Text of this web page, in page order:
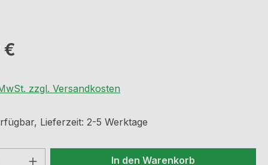
€
zzgl. Versandkosten
Lieferzeit: 2-5 Werktage
Anzahl: Gib den gewünschten Wert
In den Warenkorb